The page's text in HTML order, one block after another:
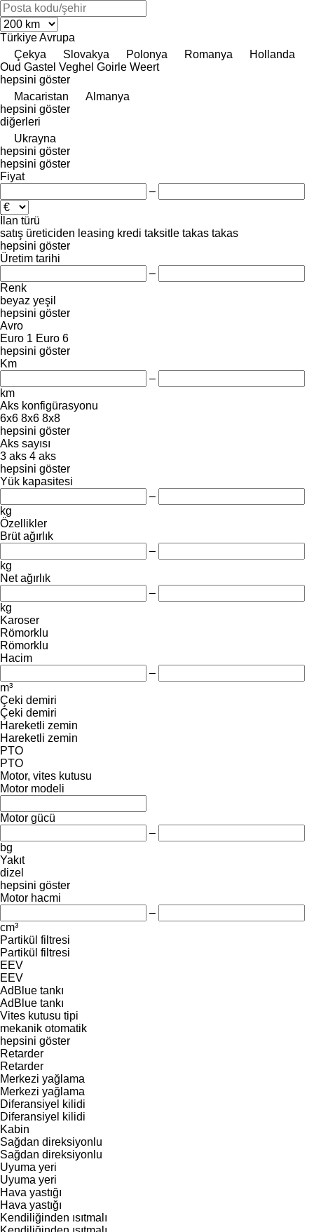
TürkiyeAvrupa
Çekya
Slovakya Polonya Romanya
Hollanda
Oud Gastel Veghel Goirle Weert
hepsini göster
Macaristan
Almanya
hepsini göster
diğerleri
Ukrayna
hepsini göster
hepsini göster
Fiyat
–
İlan türü
satış üreticiden leasing kredi taksitle takas takas
hepsini göster
Üretim tarihi
–
Renk
beyaz yeşil
hepsini göster
Avro
Euro 1 Euro 6
hepsini göster
Km
–
km
Aks konfigürasyonu
6x6 8x6 8x8
hepsini göster
Aks sayısı
3 aks 4 aks
hepsini göster
Yük kapasitesi
–
kg
Özellikler
Brüt ağırlık
–
kg
Net ağırlık
–
kg
Karoser
Römorklu
Römorklu
Hacim
–
m³
Çeki demiri
Çeki demiri
Hareketli zemin
Hareketli zemin
PTO
PTO
Motor, vites kutusu
Motor modeli
Motor gücü
–
bg
Yakıt
dizel
hepsini göster
Motor hacmi
–
cm³
Partikül filtresi
Partikül filtresi
EEV
EEV
AdBlue tankı
AdBlue tankı
Vites kutusu tipi
mekanik otomatik
hepsini göster
Retarder
Retarder
Merkezi yağlama
Merkezi yağlama
Diferansiyel kilidi
Diferansiyel kilidi
Kabin
Sağdan direksiyonlu
Sağdan direksiyonlu
Uyuma yeri
Uyuma yeri
Hava yastığı
Hava yastığı
Kendiliğinden ısıtmalı